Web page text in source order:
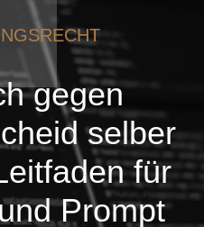
gegen
selber
für
Prompt